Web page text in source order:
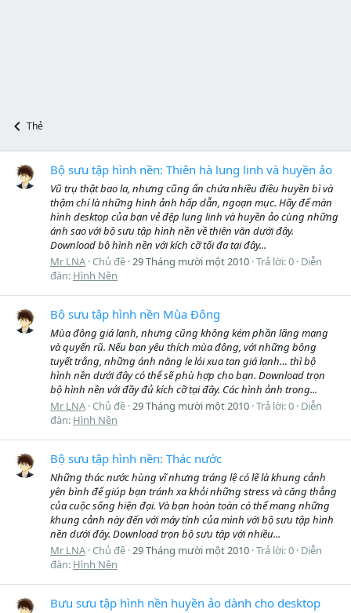
Thẻ
Bộ sưu tập hình nền: Thiên hà lung linh và huyền ảo
Vũ trụ thật bao la, nhưng cũng ẩn chứa nhiều điều huyền bì và
thậm chí là những hình ảnh hấp dẫn, ngoạn mục. Hãy để màn
hình desktop của bạn vẻ đệp lung linh và huyền ảo cùng những
ánh sao với bộ sưu tập hình nền về thiên văn dưới đây.
Download bộ hình nền với kích cỡ tối đa tại đây...
Mr LNA Chủ đề 29 Tháng mười một 2010 Trả lời: 0 Diễn
đàn: Hình Nền
Bộ sưu tập hình nền Mùa Đông
Mùa đông giá lạnh, nhưng cũng không kém phần lãng mạng
và quyến rũ. Nếu bạn yêu thích mùa đông, với những bông
tuyết trắng, những ánh năng le lói xua tan giá lạnh… thì bộ
hình nền dưới đây có thể sẽ phù hợp cho bạn. Download trọn
bộ hình nền với đầy đủ kích cỡ tại đây. Các hình ảnh trong...
Mr LNA Chủ đề 29 Tháng mười một 2010 Trả lời: 0 Diễn
đàn: Hình Nền
Bộ sưu tập hình nền: Thác nước
Những thác nước hùng vĩ nhưng tráng lệ có lẽ là khung cảnh
yên bình để giúp bạn tránh xa khỏi những stress và căng thẳng
của cuộc sống hiện đại. Và bạn hoàn toàn có thể mang những
khung cảnh này đến với máy tính của mình với bộ sưu tập hình
nền dưới đây. Download trọn bộ sưu tập với nhiều...
Mr LNA Chủ đề 29 Tháng mười một 2010 Trả lời: 0 Diễn
đàn: Hình Nền
Bưu sưu tập hình nền huyền ảo dành cho desktop